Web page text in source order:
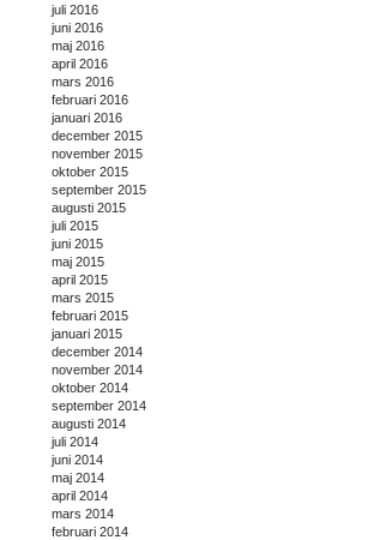
juli 2016
juni 2016
maj 2016
april 2016
mars 2016
februari 2016
januari 2016
december 2015
november 2015
oktober 2015
september 2015
augusti 2015
juli 2015
juni 2015
maj 2015
april 2015
mars 2015
februari 2015
januari 2015
december 2014
november 2014
oktober 2014
september 2014
augusti 2014
juli 2014
juni 2014
maj 2014
april 2014
mars 2014
februari 2014